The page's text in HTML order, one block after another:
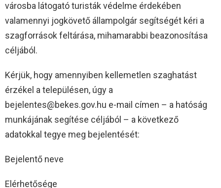
városba látogató turisták védelme érdekében
valamennyi jogkövető állampolgár segítségét kéri a
szagforrások feltárása, mihamarabbi beazonosítása
céljából.
Kérjük, hogy amennyiben kellemetlen szaghatást
érzékel a településen, úgy a
bejelentes@bekes.gov.hu e-mail címen – a hatóság
munkájának segítése céljából – a következő
adatokkal tegye meg bejelentését:
Bejelentő neve
Elérhetősége